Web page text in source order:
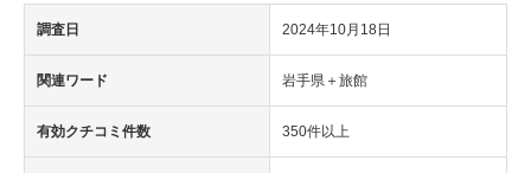
調査日 2024年10月18日
関連ワード 岩手県＋旅館
有効クチコミ件数 350件以上